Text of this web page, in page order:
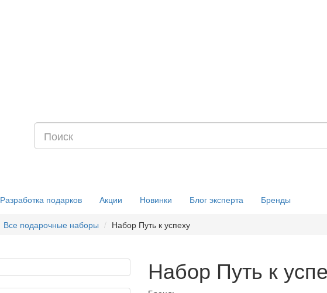
Разработка подарков Акции Новинки Блог эксперта Бренды
Все подарочные наборы Набор Путь к успеху
Набор Путь к